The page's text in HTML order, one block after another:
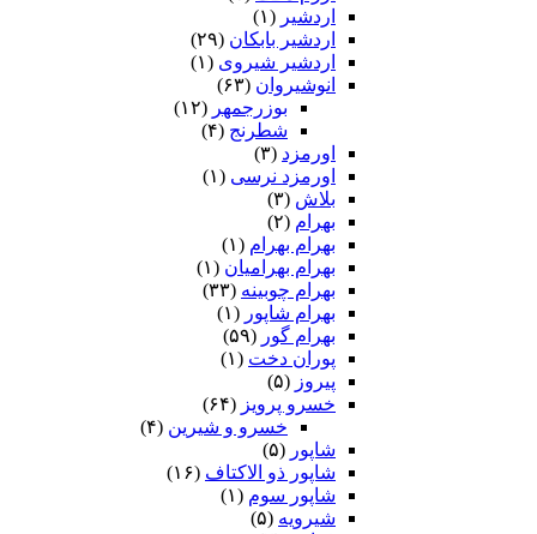
اردشیر (۱)
اردشیر بابکان (۲۹)
اردشیر شیروی (۱)
انوشیروان (۶۳)
بوزرجمهر (۱۲)
شطرنج (۴)
اورمزد (۳)
اورمزد نرسى‏ (۱)
بلاش (۳)
بهرام (۲)
بهرام بهرام (۱)
بهرام بهرامیان‏ (۱)
بهرام چوبینه (۳۳)
بهرام شاپور (۱)
بهرام گور (۵۹)
پوران دخت (۱)
پیروز (۵)
خسرو پرویز (۶۴)
خسرو و شیرین (۴)
شاپور (۵)
شاپور ذو الاکتاف (۱۶)
شاپور سوم‏ (۱)
شیرویه (۵)